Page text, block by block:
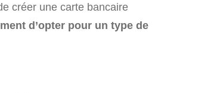
créer une carte bancaire
d’opter pour un type de